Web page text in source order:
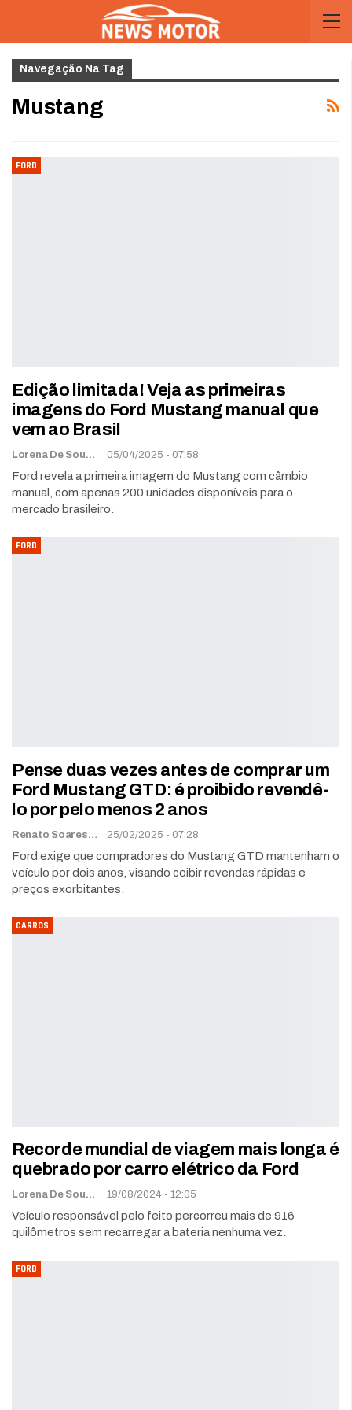
Navegação Na Tag
Mustang
FORD
Edição limitada! Veja as primeiras
imagens do Ford Mustang manual que
vem ao Brasil
Lorena De Sousa 05/04/2025 - 07:58
Ford revela a primeira imagem do Mustang com câmbio
manual, com apenas 200 unidades disponíveis para o
mercado brasileiro.
FORD
Pense duas vezes antes de comprar um
Ford Mustang GTD: é proibido revendê-
lo por pelo menos 2 anos
Renato Soares 25/02/2025 - 07:28
Ford exige que compradores do Mustang GTD mantenham o
veículo por dois anos, visando coibir revendas rápidas e
preços exorbitantes.
CARROS
Recorde mundial de viagem mais longa é
quebrado por carro elétrico da Ford
Lorena De Sousa 19/08/2024 - 12:05
Veículo responsável pelo feito percorreu mais de 916
quilômetros sem recarregar a bateria nenhuma vez.
FORD